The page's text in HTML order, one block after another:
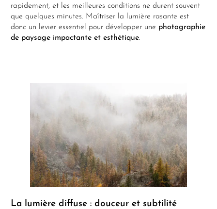
rapidement, et les meilleures conditions ne durent souvent
que quelques minutes. Maîtriser la lumière rasante est
donc un levier essentiel pour développer une photographie
de paysage impactante et esthétique.
La lumière diffuse : douceur et subtilité